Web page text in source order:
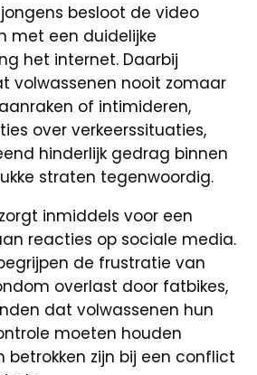
besloot de video
met een duidelijke
het internet. Daarbij
volwassenen nooit zomaar
of intimideren,
over verkeerssituaties,
hinderlijk gedrag binnen
straten tegenwoordig.
inmiddels voor een
reacties op sociale media.
de frustratie van
overlast door fatbikes,
dat volwassenen hun
moeten houden
betrokken zijn bij een conflict